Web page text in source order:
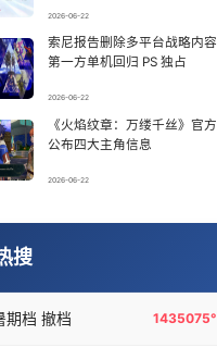
教练失手女子被踏板砸中：当场砸出血 6662887°
暴雨致棺材厂14副棺材被冲走 6563349°
2026-06-22
索尼报告删除多平台战略内容
第一方单机回归 PS 独占
2026-06-22
《火焰纹章：万缕千丝》官方
公布四大主角信息
2026-06-22
搜
期档 撤档 1435075°